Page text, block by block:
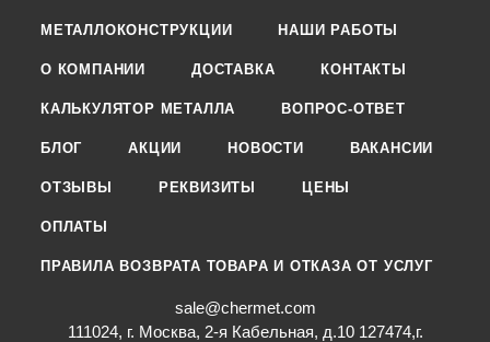
МЕТАЛЛОКОНСТРУКЦИИ НАШИ РАБОТЫ
О КОМПАНИИ ДОСТАВКА КОНТАКТЫ
КАЛЬКУЛЯТОР МЕТАЛЛА ВОПРОС-ОТВЕТ
БЛОГ АКЦИИ НОВОСТИ ВАКАНСИИ
ОТЗЫВЫ РЕКВИЗИТЫ ЦЕНЫ
ОПЛАТЫ
ПРАВИЛА ВОЗВРАТА ТОВАРА И ОТКАЗА ОТ УСЛУГ
sale@chermet.com
111024, г. Москва, 2-я Кабельная, д.10 127474,г.